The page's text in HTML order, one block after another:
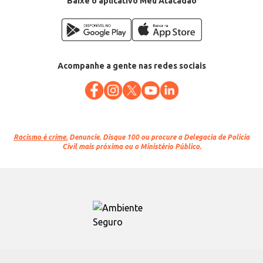
Acompanhe a gente nas redes sociais
Racismo é crime. Denuncie. Disque 100 ou procure a Delegacia de Polícia
Civil mais próxima ou o Ministério Público.